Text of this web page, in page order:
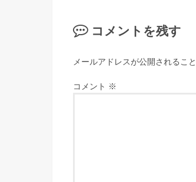
コメントを残す
メールアドレスが公開されるこ
コメント ※